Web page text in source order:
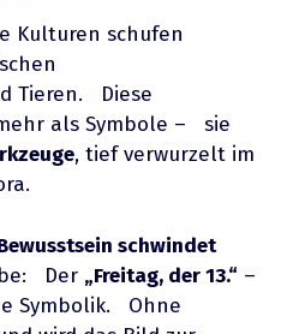
Kulturen schufen
Tieren. Diese
als Symbole – sie
, tief verwurzelt im
schwindet
Der „Freitag, der 13.“ –
Symbolik. Ohne